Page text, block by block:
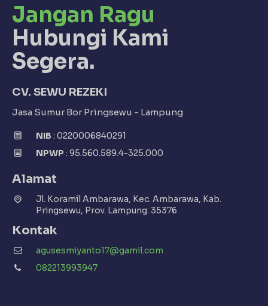
Jangan Ragu
Hubungi Kami
Segera.
CV. SEWU REZEKI
Jasa Sumur Bor Pringsewu - Lampung
NIB : 0220006840291
NPWP : 95.560.589.4-325.000
Alamat
Jl. Koramil Ambarawa, Kec. Ambarawa, Kab.
Pringsewu, Prov. Lampung. 35376
Kontak
agusesmiyanto17@gamil.com
082213993947